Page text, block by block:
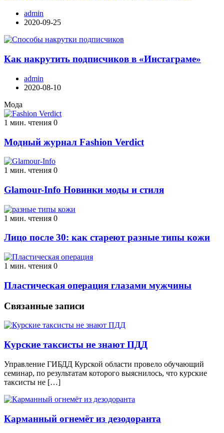
admin
2020-09-25
Как накрутить подписчиков в «Инстаграме»
admin
2020-08-10
Мода
1 мин. чтения 0
Модный журнал Fashion Verdict
1 мин. чтения 0
Glamour-Info Новинки моды и стиля
1 мин. чтения 0
Лицо после 30: как стареют разные типы кожи
1 мин. чтения 0
Пластическая операция глазами мужчины
Связанные записи
Курские таксисты не знают ПДД
Управление ГИБДД Курской области провело обучающий
семинар, по результатам которого выяснилось, что курские
таксисты не […]
Карманный огнемёт из дезодоранта